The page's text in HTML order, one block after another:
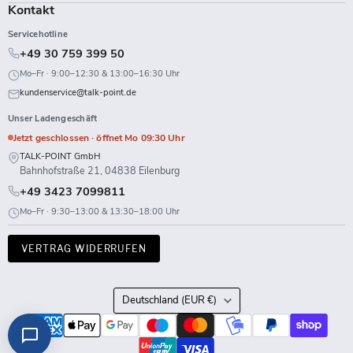
Kontakt
Servicehotline
+49 30 759 399 50
Mo–Fr · 9:00–12:30 & 13:00–16:30 Uhr
kundenservice@talk-point.de
Unser Ladengeschäft
Jetzt geschlossen · öffnet Mo 09:30 Uhr
TALK-POINT GmbH
Bahnhofstraße 21, 04838 Eilenburg
+49 3423 7099811
Mo–Fr · 9:30–13:00 & 13:30–18:00 Uhr
VERTRAG WIDERRUFEN
Land
Deutschland (EUR €)